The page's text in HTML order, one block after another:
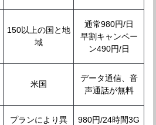
150以上の国と地
域
通常980円/日
早割キャンペー
ン490円/日
米国
データ通信、音
声通話が無料
プランにより異
980円/24時間3G